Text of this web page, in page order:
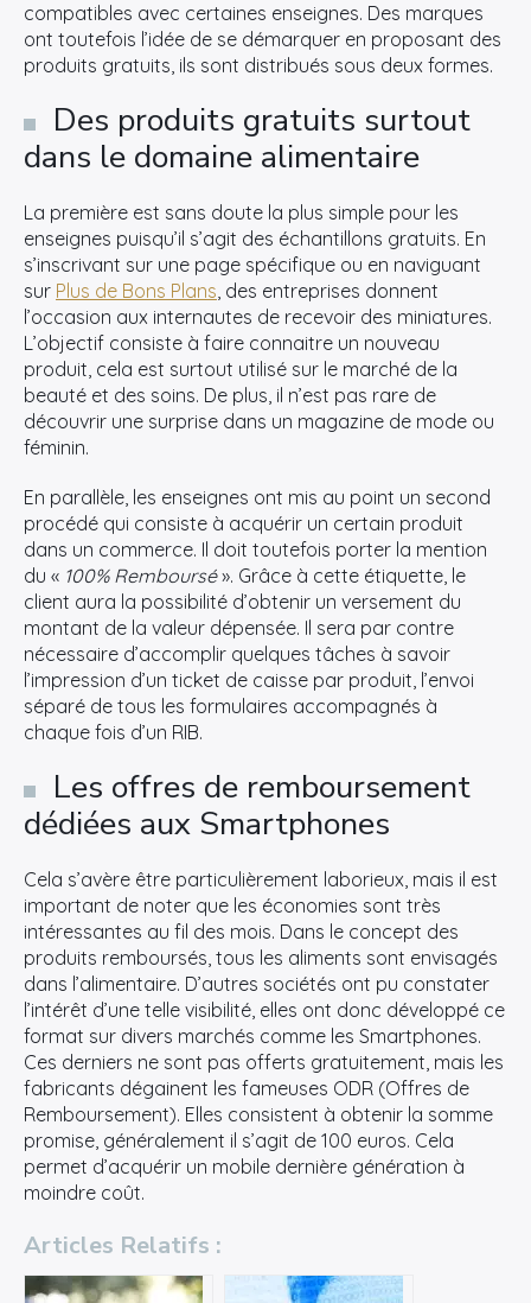
compatibles avec certaines enseignes. Des marques
ont toutefois l’idée de se démarquer en proposant des
produits gratuits, ils sont distribués sous deux formes.
Des produits gratuits surtout
dans le domaine alimentaire
La première est sans doute la plus simple pour les
enseignes puisqu’il s’agit des échantillons gratuits. En
s’inscrivant sur une page spécifique ou en naviguant
sur Plus de Bons Plans, des entreprises donnent
l’occasion aux internautes de recevoir des miniatures.
L’objectif consiste à faire connaitre un nouveau
produit, cela est surtout utilisé sur le marché de la
beauté et des soins. De plus, il n’est pas rare de
découvrir une surprise dans un magazine de mode ou
féminin.
En parallèle, les enseignes ont mis au point un second
procédé qui consiste à acquérir un certain produit
dans un commerce. Il doit toutefois porter la mention
du « 100% Remboursé». Grâce à cette étiquette, le
client aura la possibilité d’obtenir un versement du
montant de la valeur dépensée. Il sera par contre
nécessaire d’accomplir quelques tâches à savoir
l’impression d’un ticket de caisse par produit, l’envoi
séparé de tous les formulaires accompagnés à
chaque fois d’un RIB.
Les offres de remboursement
dédiées aux Smartphones
Cela s’avère être particulièrement laborieux, mais il est
important de noter que les économies sont très
intéressantes au fil des mois. Dans le concept des
produits remboursés, tous les aliments sont envisagés
dans l’alimentaire. D’autres sociétés ont pu constater
l’intérêt d’une telle visibilité, elles ont donc développé ce
format sur divers marchés comme les Smartphones.
Ces derniers ne sont pas offerts gratuitement, mais les
fabricants dégainent les fameuses ODR (Offres de
Remboursement). Elles consistent à obtenir la somme
promise, généralement il s’agit de 100 euros. Cela
permet d’acquérir un mobile dernière génération à
moindre coût.
Articles Relatifs :